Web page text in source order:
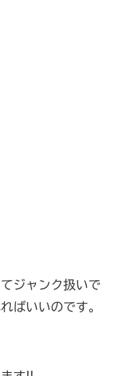
ジャンク扱いで
ばいいのです。